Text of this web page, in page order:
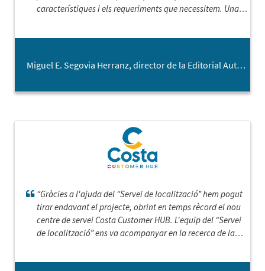
característiques i els requeriments que necessitem. Una
Miguel E. Segovia Herranz, director de la Editorial Autografia
“Gràcies a l'ajuda del “Servei de localització” hem pogut
tirar endavant el projecte, obrint en temps rècord el nou
centre de servei Costa Customer HUB. L'equip del “Servei
de localització” ens va acompanyar en la recerca de la